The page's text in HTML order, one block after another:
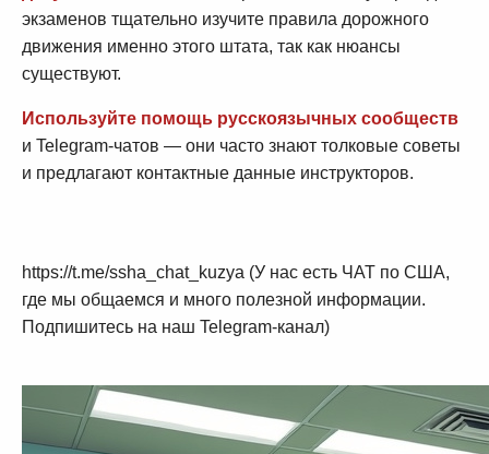
экзаменов тщательно изучите правила дорожного
движения именно этого штата, так как нюансы
существуют.
Используйте помощь русскоязычных сообществ
и Telegram-чатов — они часто знают толковые советы
и предлагают контактные данные инструкторов.
https://t.me/ssha_chat_kuzya (У нас есть ЧАТ по США,
где мы общаемся и много полезной информации.
Подпишитесь на наш Telegram-канал)